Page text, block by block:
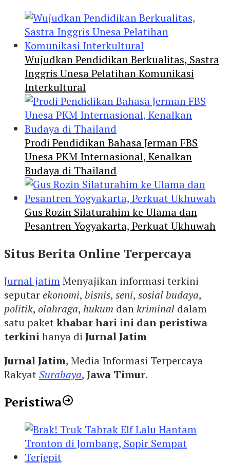
Wujudkan Pendidikan Berkualitas, Sastra
Inggris Unesa Pelatihan Komunikasi
Interkultural
Prodi Pendidikan Bahasa Jerman FBS
Unesa PKM Internasional, Kenalkan
Budaya di Thailand
Gus Rozin Silaturahim ke Ulama dan
Pesantren Yogyakarta, Perkuat Ukhuwah
Situs Berita Online Terpercaya
Jurnal jatimMenyajikan informasi terkini
seputarekonomi, bisnis, seni, sosial budaya,
politik, olahraga, hukum dankriminal dalam
satu paketkhabar hari ini dan peristiwa
terkinihanya di Jurnal Jatim
Jurnal Jatim, Media Informasi Terpercaya
RakyatSurabaya, Jawa Timur.
Peristiwa